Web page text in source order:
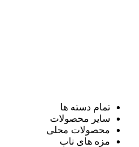
تمام دسته ها
سایر محصولات
محصولات محلی
مزه های ناب